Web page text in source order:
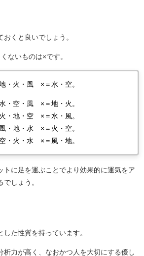
おくと良いでしょう。
ないものは×です。
・火・風 ×＝水・空。
・空・風 ×＝地・火。
・地・空 ×＝水・風。
・地・水 ×＝火・空。
・火・水 ×＝風・地。
トに足を運ぶことでより効果的に運気をア
でしょう。
た性質を持っています。
析力が高く、なおかつ人を大切にする優し